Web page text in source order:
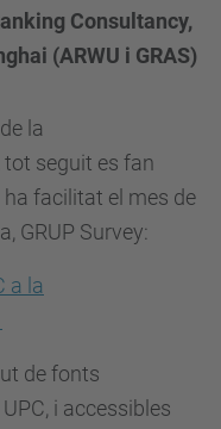
Consultancy,
(ARWU i GRAS)
la
seguit es fan
ha facilitat el mes de
GRUP Survey:
a la
de fonts
i accessibles